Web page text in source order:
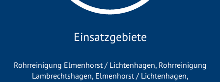
Einsatzgebiete
Rohrreinigung Elmenhorst / Lichtenhagen, Rohrreinigung
Lambrechtshagen, Elmenhorst / Lichtenhagen,